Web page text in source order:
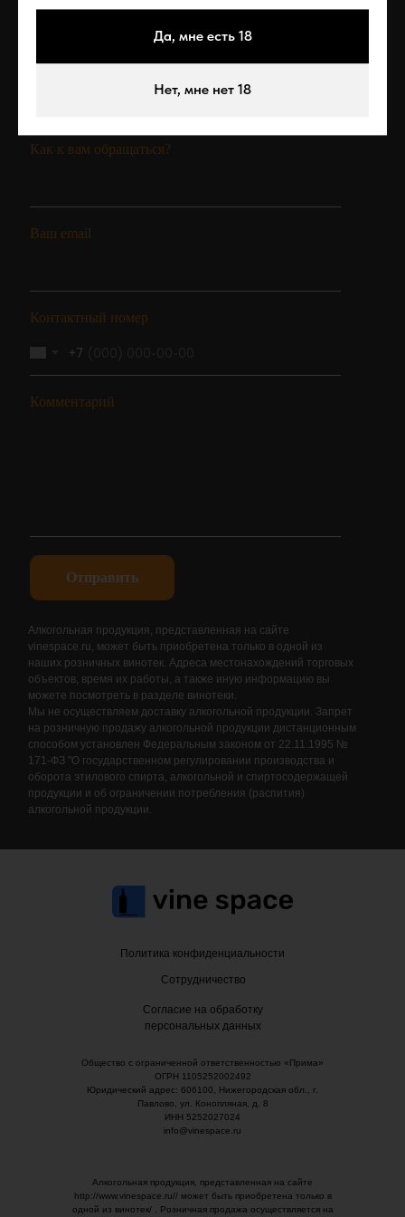
Да, мне есть 18
Нет, мне нет 18
Как к вам обращаться?
Ваш email
Контактный номер
+7
Комментарий
Отправить
ОБРАТНАЯ СВЯЗЬ
Если вы хотите задать вопрос, оставить отзыв или
Алкогольная продукция, представленная на сайте
vinespace.ru, может быть приобретена только в одной из
наших розничных винотек. Адреса местонахождений торговых
объектов, время их работы, а также иную информацию вы
можете посмотреть в разделе винотеки.
Мы не осуществляем доставку алкогольной продукции. Запрет
на розничную продажу алкогольной продукции дистанционным
способом установлен Федеральным законом от 22.11.1995 №
171-ФЗ "О государственном регулировании производства и
оборота этилового спирта, алкогольной и спиртосодержащей
продукции и об ограничении потребления (распития)
алкогольной продукции.
Политика конфиденциальности
Сотрудничество
Общество с ограниченной ответственностью «Прима»
ОГРН 1105252002492
Юридический адрес: 606100, Нижегородская обл., г.
Павлово, ул. Конопляная, д. 8
ИНН 5252027024
info@vinespace.ru
Согласие на обработку
персональных данных
Алкогольная продукция, представленная на сайте
http://www.vinespace.ru// может быть приобретена только в
одной из винотек/ . Розничная продажа осуществляется на